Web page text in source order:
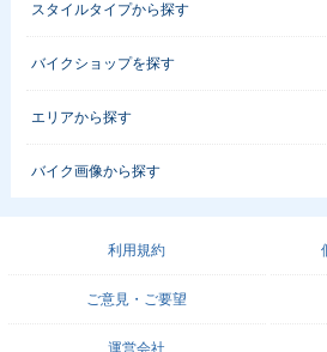
スタイルタイプから探す
バイクショップを探す
エリアから探す
バイク画像から探す
利用規約
ご意見・ご要望